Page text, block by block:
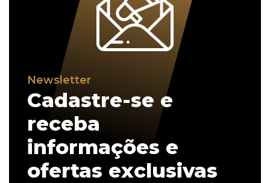
Newsletter
Cadastre-se e
receba
informações e
ofertas exclusivas